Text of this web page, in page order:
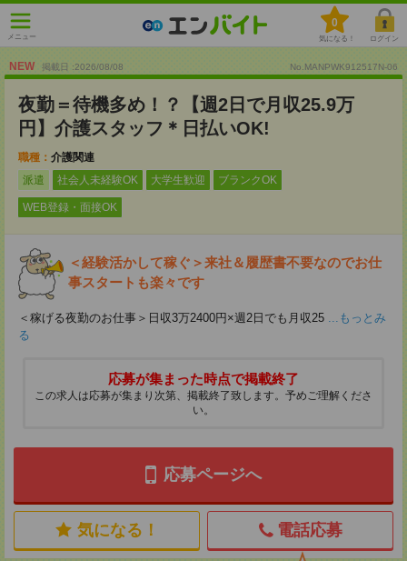
メニュー
0
気になる！ ログイン
NEW 掲載日 :2026/08/08 No.MANPWK912517N-06
夜勤＝待機多め！？【週2日で月収25.9万
円】介護スタッフ＊日払いOK!
職種： 介護関連
派遣
社会人未経験OK 大学生歓迎 ブランクOK
WEB登録・面接OK
＜経験活かして稼ぐ＞来社＆履歴書不要なのでお仕
事スタートも楽々です
＜稼げる夜勤のお仕事＞日収3万2400円×週2日でも月収25 ...もっとみ
る
応募が集まった時点で掲載終了
この求人は応募が集まり次第、掲載終了致します。予めご理解くださ
い。
応募ページへ
気になる！ 電話応募